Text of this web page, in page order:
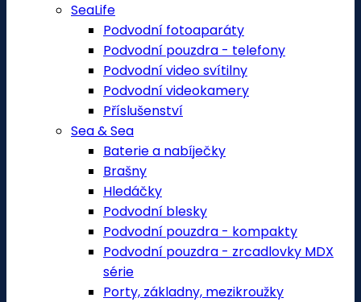
SeaLife
Podvodní fotoaparáty
Podvodní pouzdra - telefony
Podvodní video svítilny
Podvodní videokamery
Příslušenství
Sea & Sea
Baterie a nabíječky
Brašny
Hledáčky
Podvodní blesky
Podvodní pouzdra - kompakty
Podvodní pouzdra - zrcadlovky MDX
série
Porty, základny, mezikroužky